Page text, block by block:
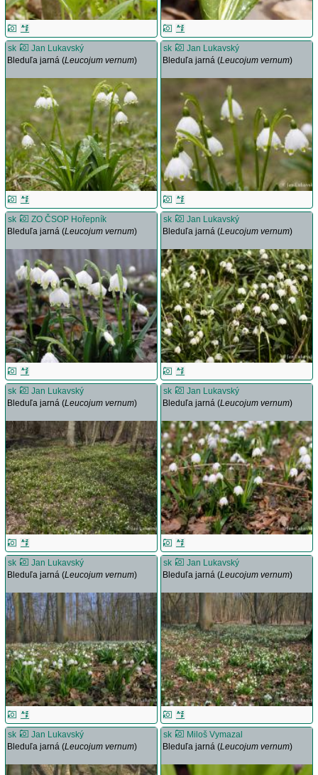
sk
Jan Lukavský
Bleduľa jarná (Leucojum vernum)
sk
Jan Lukavský
Bleduľa jarná (Leucojum vernum)
sk
ZO ČSOP Hořepník
Bleduľa jarná (Leucojum vernum)
sk
Jan Lukavský
Bleduľa jarná (Leucojum vernum)
sk
Jan Lukavský
Bleduľa jarná (Leucojum vernum)
sk
Jan Lukavský
Bleduľa jarná (Leucojum vernum)
sk
Jan Lukavský
Bleduľa jarná (Leucojum vernum)
sk
Jan Lukavský
Bleduľa jarná (Leucojum vernum)
sk
Jan Lukavský
Bleduľa jarná (Leucojum vernum)
sk
Miloš Vymazal
Bleduľa jarná (Leucojum vernum)